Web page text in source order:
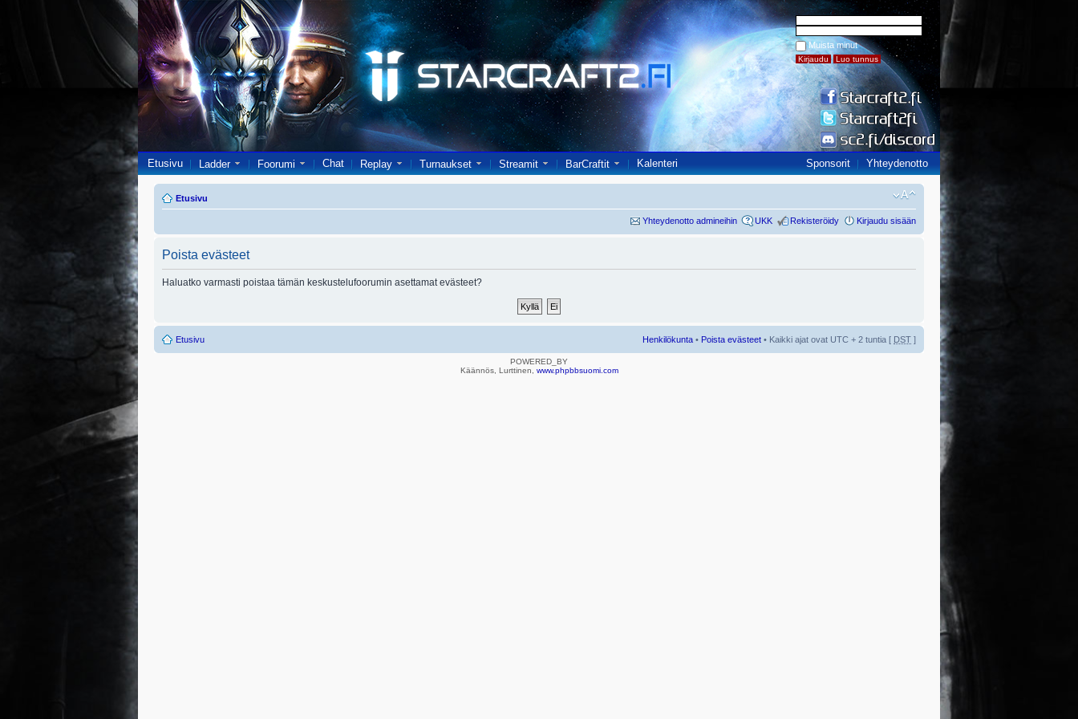
Muista minut
Etusivu Ladder Foorumi Chat Replay Turnaukset Streamit BarCraftit Kalenteri Sponsorit Yhteydenotto
Etusivu
Yhteydenotto admineihin UKK Rekisteröidy Kirjaudu sisään
Poista evästeet
Haluatko varmasti poistaa tämän keskustelufoorumin asettamat evästeet?
Etusivu Henkilökunta • Poista evästeet • Kaikki ajat ovat UTC + 2 tuntia [ DST ]
POWERED_BY
Käännös, Lurttinen, www.phpbbsuomi.com